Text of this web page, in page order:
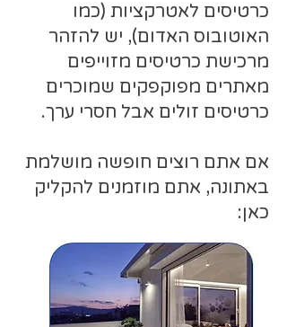
כרטיסים לאטרקציות (כמו
האוטובוס האדום), יש להזהר
מרכישת כרטיסים מזוייפים
מאתרים מפוקפקים שמוכרים
כרטיסים זולים אבל חסרי ערך.
אם אתם רוצים חופשה מושלמת
באתונה, אתם מוזמנים להקליק
כאן: